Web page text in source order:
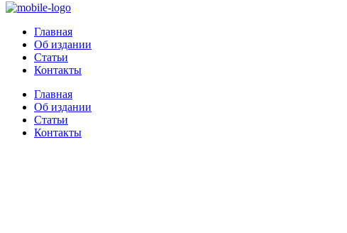
Главная
Об издании
Статьи
Контакты
Главная
Об издании
Статьи
Контакты